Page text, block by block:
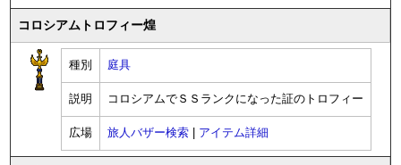
コロシアムトロフィー煌
種別 庭具
説明 コロシアムでＳＳランクになった証のトロフィー
広場 旅人バザー検索 アイテム詳細